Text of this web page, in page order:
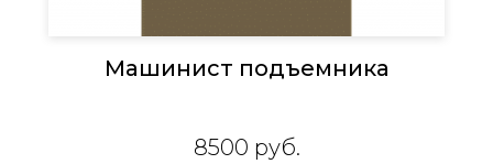
Машинист подъемника
8500 руб.